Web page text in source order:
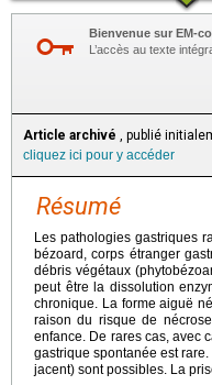
Bienvenue sur EM-
L’accès au texte
Article archivé , publié
cliquez ici pour y accéder
Résumé
Les pathologies gastriques
bézoard, corps étranger
débris végétaux
peut être la dissolution
chronique. La forme aiguë
raison du risque de
enfance. De rares cas, avec
gastrique spontanée est
jacent) sont possibles. La